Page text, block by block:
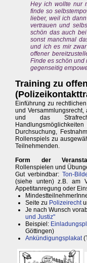
Hey ich wollte nur
finde so
lieber, weil ich
vertrauen und
schön das auch
sonst manchmal
und ich es mir
offener
Finde es schön und
gegenseitig
Training zu
Einführung zu
und
und das
Durchsuchung,
Rollenspiels zu
Teilnehmenden.
Form der
Rollenspielen und
Gut verbindbar:Ton-
(siehe unten) z.B. am
Appetitanregung oder
Seite zu Polizeirecht
Je nach Wunsch
und Justiz"
Beispiel:
Göttingen)
Ankündigungsplakat